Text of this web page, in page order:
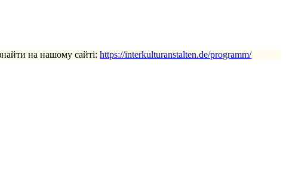
на нашому сайті:https://interkulturanstalten.de/programm/